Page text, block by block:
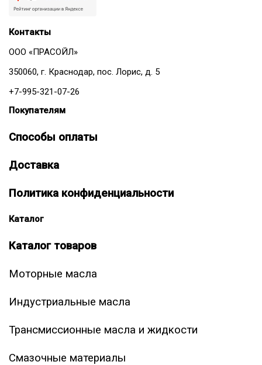
Контакты
ООО «ПРАСОЙЛ»
350060, г. Краснодар, пос. Лорис, д. 5
+7-995-321-07-26
Покупателям
Способы оплаты
Доставка
Политика конфиденциальности
Каталог
Каталог товаров
Моторные масла
Индустриальные масла
Трансмиссионные масла и жидкости
Смазочные материалы